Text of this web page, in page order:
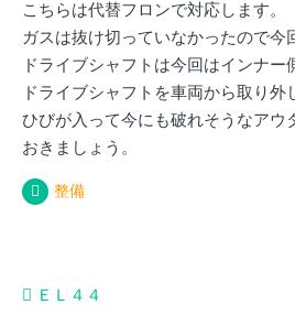
こちらは代替フロンで対応します。
ガスは抜け切っていなかったので今
ドライブシャフトは今回はインナー
ドライブシャフトを車両から取り外
ひびが入って今にも破れそうなアウ
おきましょう。
整備
投ＥＬ４４